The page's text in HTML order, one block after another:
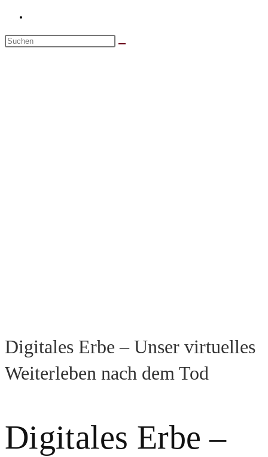
Digitales Erbe – Unser virtuelles
Weiterleben nach dem Tod
Digitales Erbe –